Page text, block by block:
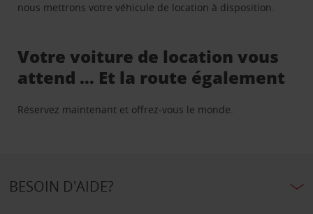
nous mettrons votre véhicule de location à disposition.
Votre voiture de location vous
attend … Et la route également
Réservez maintenant et offrez-vous le monde.
BESOIN D'AIDE?